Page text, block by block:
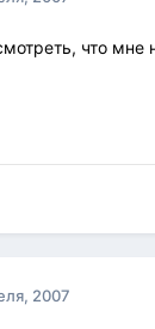
что мне
2007